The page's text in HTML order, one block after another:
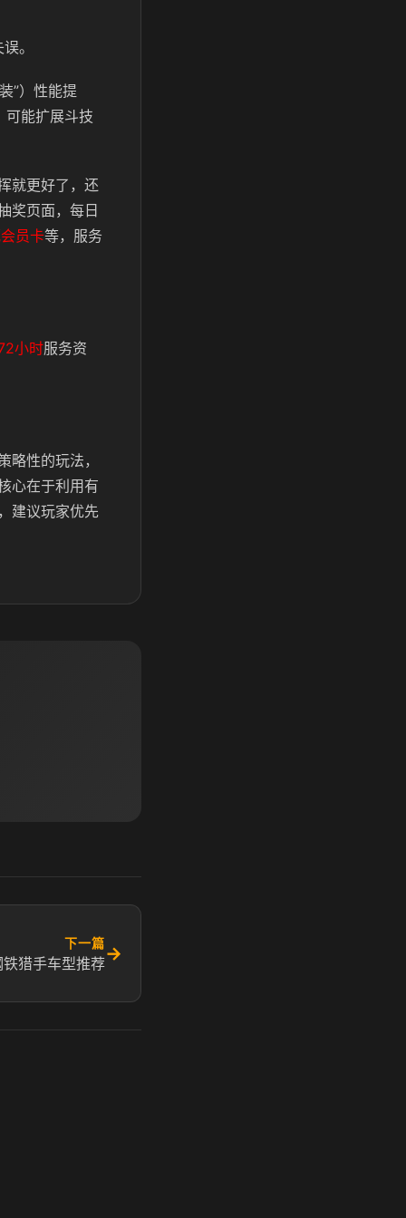
。
”）性能提
可能扩展斗技
就更好了，还
奖页面，每日
员卡等，服务
小时服务资
性的玩法，
心在于利用有
建议玩家优先
下一篇
猎手车型推荐→